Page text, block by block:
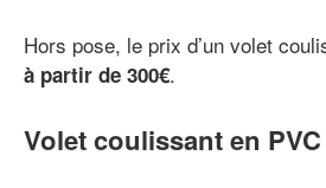
Hors pose, le prix d’un volet
à partir de 300€.
Volet coulissant en PVC